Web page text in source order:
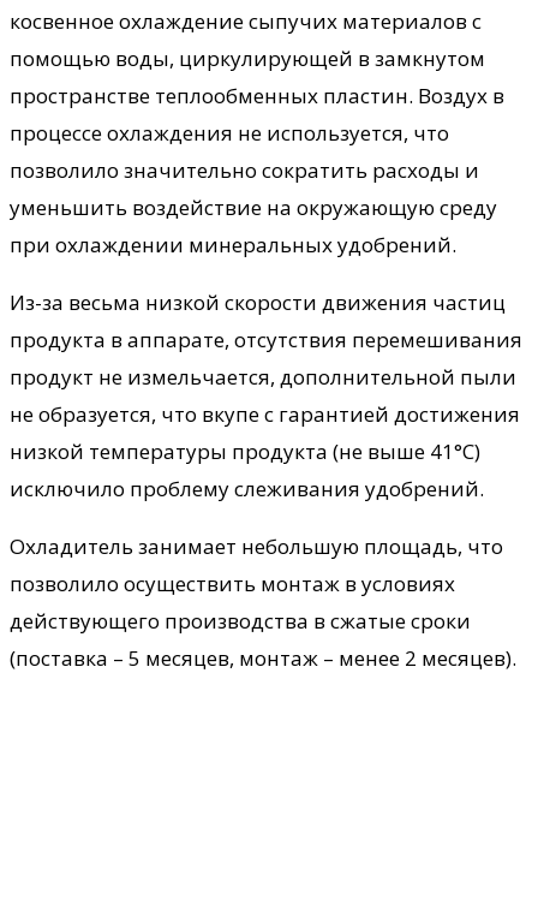
косвенное охлаждение сыпучих материалов с
помощью воды, циркулирующей в замкнутом
пространстве теплообменных пластин. Воздух в
процессе охлаждения не используется, что
позволило значительно сократить расходы и
уменьшить воздействие на окружающую среду
при охлаждении минеральных удобрений.
Из-за весьма низкой скорости движения частиц
продукта в аппарате, отсутствия перемешивания
продукт не измельчается, дополнительной пыли
не образуется, что вкупе с гарантией достижения
низкой температуры продукта (не выше 41°С)
исключило проблему слеживания удобрений.
Охладитель занимает небольшую площадь, что
позволило осуществить монтаж в условиях
действующего производства в сжатые сроки
(поставка – 5 месяцев, монтаж – менее 2 месяцев).